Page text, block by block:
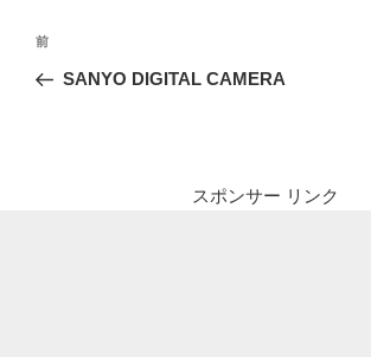
投
ナ
前
の
前
SANYO DIGITAL CAMERA
スポンサー リンク